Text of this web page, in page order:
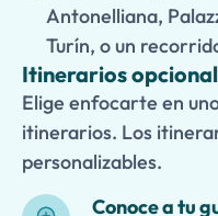
Antonelliana,
Turín, o un
Itinerarios
Elige enfocarte en
itinerarios. Los
personalizables.
Conoce a tu